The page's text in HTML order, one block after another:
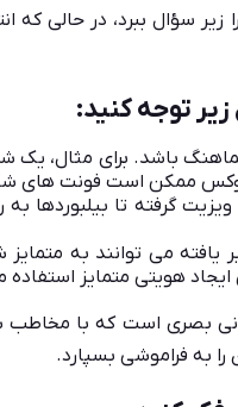
زیر سؤال ببرد، در حالی
توجه کنید:
باشد. برای مثال،
گرفته تا
یافته می توانند به
ایجاد هویتی متمایز
بصری است که با
را به فراموشی بسپارد.